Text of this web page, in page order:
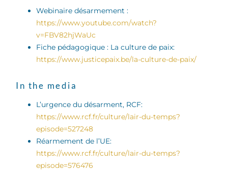
Webinaire désarmement :
https://www.youtube.com/watch?
v=FBV82hjWaUc
Fiche pédagogique : La culture de paix:
https://www.justicepaix.be/la-culture-de-paix/
In the media
L’urgence du désarment, RCF:
https://www.rcf.fr/culture/lair-du-temps?
episode=527248
Réarmement de l’UE:
https://www.rcf.fr/culture/lair-du-temps?
episode=576476